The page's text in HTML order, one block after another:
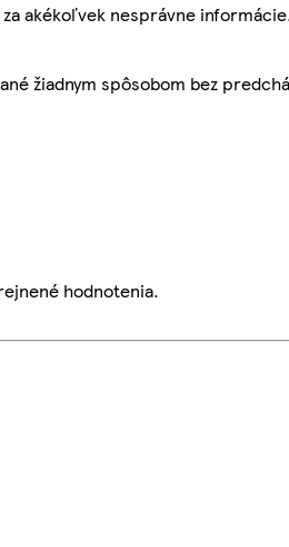
akékoľvek nesprávne
žiadnym spôsobom bez
hodnotenia.